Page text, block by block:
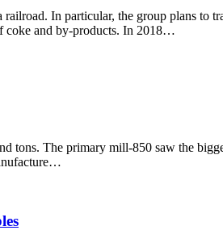
In particular, the group plans
coke and by-products. In 2018…
tons. The primary mill-850 saw the